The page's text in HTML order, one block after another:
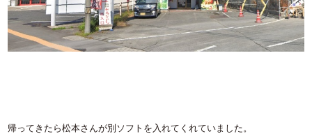
帰ってきたら松本さんが別ソフトを入れてくれていました。